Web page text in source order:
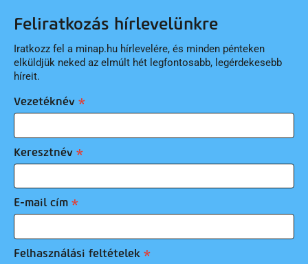
Feliratkozás hírlevelünkre
Iratkozz fel a minap.hu hírlevelére, és minden pénteken
elküldjük neked az elmúlt hét legfontosabb, legérdekesebb
híreit.
Vezetéknév
Keresztnév
E-mail cím
Felhasználási feltételek